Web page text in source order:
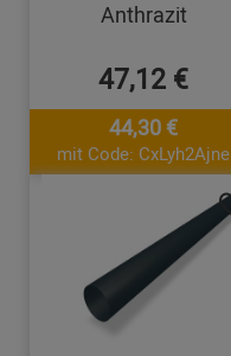
Anthrazit
47,12 €
44,30 €
mit Code: CxLyh2Ajne